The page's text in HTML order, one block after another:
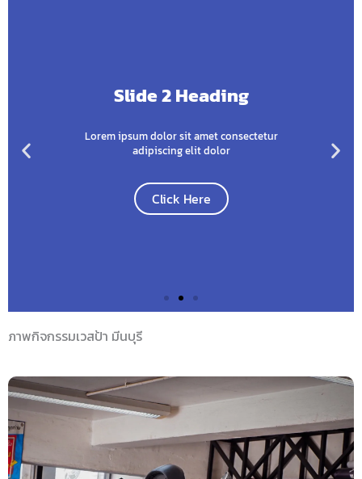
Slide 2 Heading
Lorem ipsum dolor sit amet consectetur
adipiscing elit dolor
Click Here
ภาพกิจกรรมเวสป้า มีนบุรี